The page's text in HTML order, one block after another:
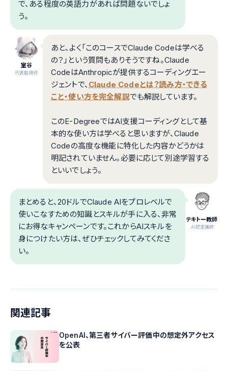
で、ある程度の英語力があれば問題ないでしょ
う。
室谷
代表取締役
あと、よく「このコースでClaude Codeは学べる
の？」という質問もありそうですね。Claude
CodeはAnthropicが提供するコーディングエー
ジェントで、 Claude Codeとは？読み方・できる
こと・使い方を完全解説でも解説しています。
このE-DegreeではAI支援コーディングとして基
本的な使い方は学べると思いますが、Claude
Codeの高度な機能に特化した内容かどうかは
明記されていません。必要に応じて別途学習する
といいでしょう。
テキトー教師
.AI認定講師
まとめると、20ドルでClaude AIをプロレベルで
使いこなすための知識とスキルが手に入る、非常
にお得なキャンペーンです。これからAIスキルを
身につけたい方は、ぜひチェックしてみてくださ
い。
関連記事
OpenAI、第三者サイバー評価中の想定外アクセス
を公表